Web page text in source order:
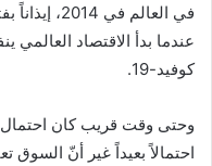
في العالم
عندما بدأ الاقتصاد
كوفيد-19.
احتمالاً بعيداً غير أنّ